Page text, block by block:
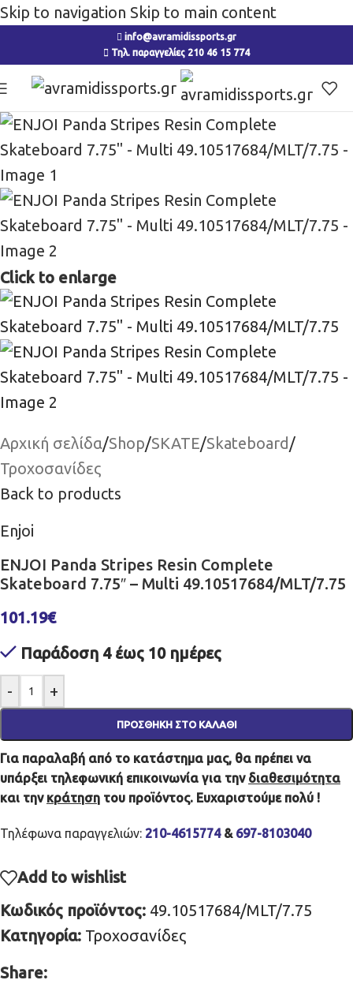
Skip to navigation Skip to main content
info@avramidissports.gr
Τηλ. παραγγελίες 210 46 15 774
Click to enlarge
Αρχική σελίδα/Shop/SKATE/Skateboard/
Τροχοσανίδες
Back to products
Enjoi
ENJOI Panda Stripes Resin Complete
Skateboard 7.75″ – Multi 49.10517684/MLT/7.75
101.19€
Παράδοση 4 έως 10 ημέρες
- +
ΠΡΟΣΘΉΚΗ ΣΤΟ ΚΑΛΆΘΙ
Για παραλαβή από το κατάστημα μας, θα πρέπει να
υπάρξει τηλεφωνική επικοινωνία για την διαθεσιμότητα
και την κράτηση του προϊόντος. Ευχαριστούμε πολύ !
Τηλέφωνα παραγγελιών: 210-4615774& 697-8103040
Add to wishlist
Κωδικός προϊόντος: 49.10517684/MLT/7.75
Κατηγορία: Τροχοσανίδες
Share: